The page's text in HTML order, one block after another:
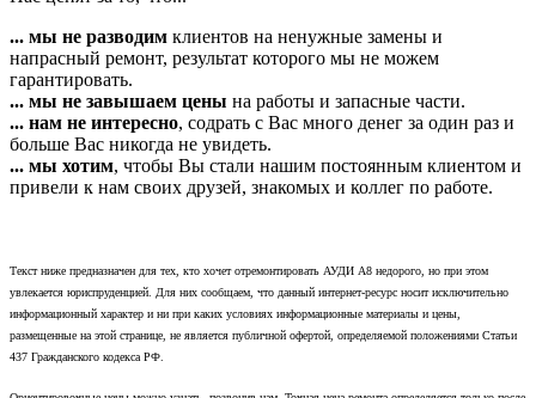
... мы не разводим клиентов на ненужные замены и
напрасный ремонт, результат которого мы не можем
гарантировать.
... мы не завышаем цены на работы и запасные части.
... нам не интересно, содрать с Вас много денег за один раз и
больше Вас никогда не увидеть.
... мы хотим, чтобы Вы стали нашим постоянным клиентом и
привели к нам своих друзей, знакомых и коллег по работе.
Текст ниже предназначен для тех, кто хочет отремонтировать АУДИ А8 недорого, но при этом
увлекается юриспруденцией. Для них сообщаем, что данный интернет-ресурс носит исключительно
информационный характер и ни при каких условиях информационные материалы и цены,
размещенные на этой странице, не является публичной офертой, определяемой положениями Статьи
437 Гражданского кодекса РФ.